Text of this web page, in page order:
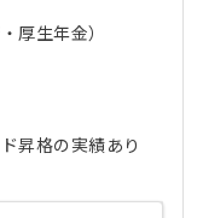
厚生年金）
昇格の実績あり